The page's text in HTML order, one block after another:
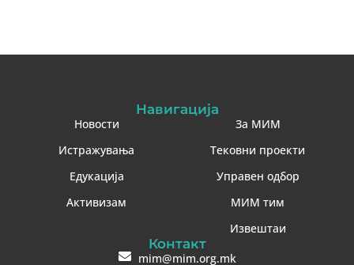
Навигација
Новости
Истражувања
Едукација
Активизам
За МИМ
Тековни проекти
Управен одбор
МИМ тим
Извештаи
Контакт
mim@mim.org.mk